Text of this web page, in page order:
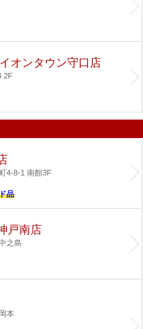
オンタウン守口店
2F
4-8-1 南館3F
品
戸南店
之島
本